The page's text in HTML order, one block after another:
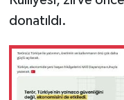
donatıldı.